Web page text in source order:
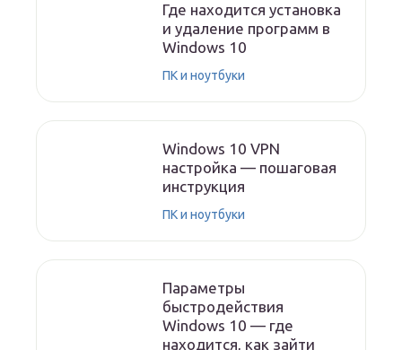
Где находится установка
и удаление программ в
Windows 10
ПК и ноутбуки
Windows 10 VPN
настройка — пошаговая
инструкция
ПК и ноутбуки
Параметры
быстродействия
Windows 10 — где
находится, как зайти